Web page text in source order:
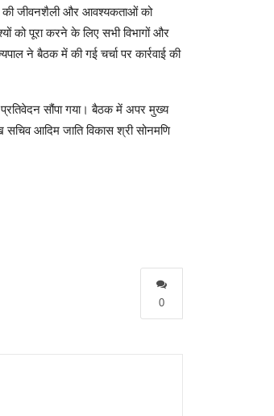
की जीवनशैली और आवश्यकताओं को
को पूरा करने के लिए सभी विभागों और
ने बैठक में की गई चर्चा पर कार्रवाई की
सौंपा गया। बैठक में अपर मुख्य
आदिम जाति विकास श्री सोनमणि
0